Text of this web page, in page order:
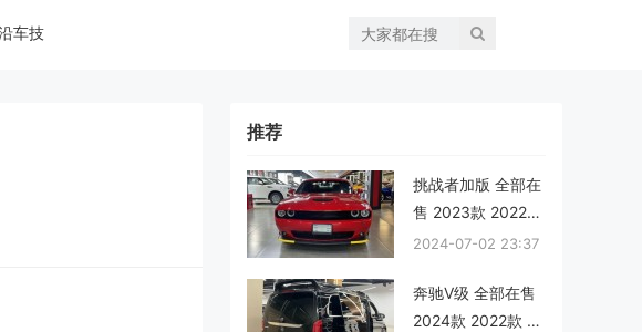
车技
推荐
挑战者加版 全部在
售 2023款 2022款
2020款现购挑战者
内让利达16万元
2024-07-02 23:37
奔驰V级 全部在售
2024款 2022款 20